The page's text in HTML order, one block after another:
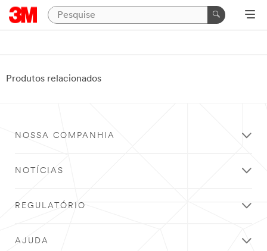
Produtos relacionados
NOSSA COMPANHIA
NOTÍCIAS
REGULATÓRIO
AJUDA